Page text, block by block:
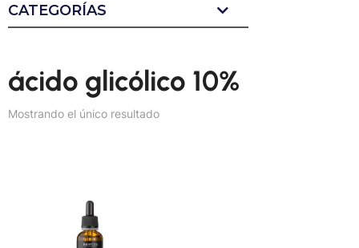
CATEGORÍAS
ácido glicólico 10%
Mostrando el único resultado